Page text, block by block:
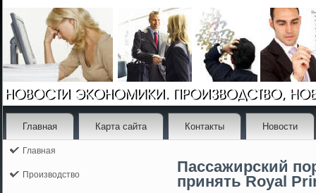
Главная Карта сайта Контакты Новости
Главная
Производство
Пассажирский
принять Royal